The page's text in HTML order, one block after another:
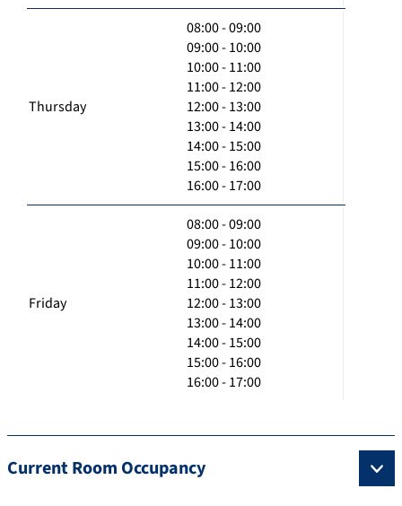
Thursday
08:00 - 09:00
09:00 - 10:00
10:00 - 11:00
11:00 - 12:00
12:00 - 13:00
13:00 - 14:00
14:00 - 15:00
15:00 - 16:00
16:00 - 17:00
Friday
08:00 - 09:00
09:00 - 10:00
10:00 - 11:00
11:00 - 12:00
12:00 - 13:00
13:00 - 14:00
14:00 - 15:00
15:00 - 16:00
16:00 - 17:00
Current Room Occupancy